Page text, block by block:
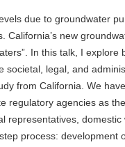
due to groundwater
new
In this talk, I
legal, and
from California. We
regulatory agencies as
representatives,
process: